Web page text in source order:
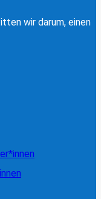
wir darum, einen